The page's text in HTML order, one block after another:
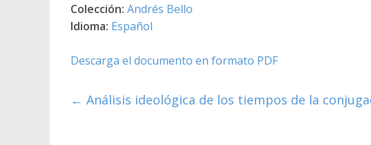
Colección: Andrés Bello
Idioma: Español
Descarga el documento en formato PDF
← Análisis ideológica de los tiempos de la